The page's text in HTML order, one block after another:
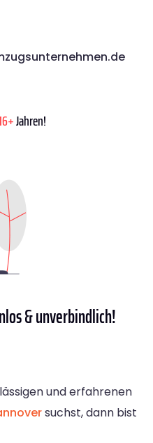
Jahren!
& unverbindlich!
und erfahrenen
suchst, dann bist